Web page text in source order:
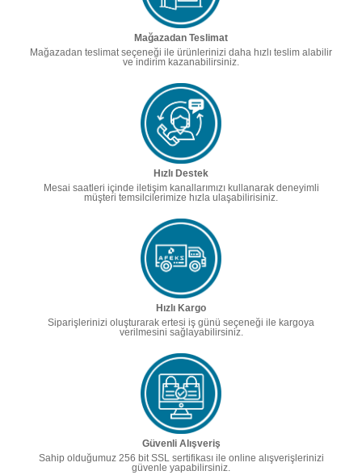
Mağazadan Teslimat
Mağazadan teslimat seçeneği ile ürünlerinizi daha hızlı teslim alabilir
ve indirim kazanabilirsiniz.
Hızlı Destek
Mesai saatleri içinde iletişim kanallarımızı kullanarak deneyimli
müşteri temsilcilerimize hızla ulaşabilirisiniz.
Hızlı Kargo
Siparişlerinizi oluşturarak ertesi iş günü seçeneği ile kargoya
verilmesini sağlayabilirsiniz.
Güvenli Alışveriş
Sahip olduğumuz 256 bit SSL sertifikası ile online alışverişlerinizi
güvenle yapabilirsiniz.